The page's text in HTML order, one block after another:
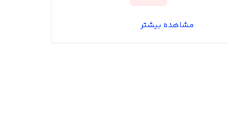
مشاهده بیشتر